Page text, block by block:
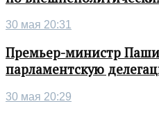
30 мая 20:31
Премьер-министр
парламентскую
30 мая 20:29